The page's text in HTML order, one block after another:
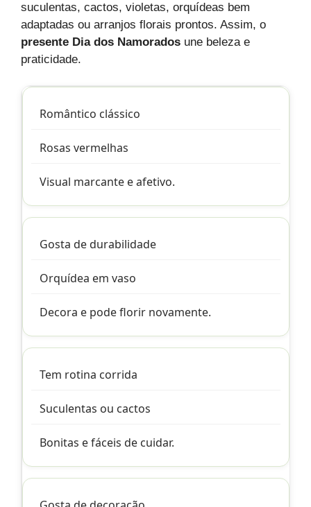
suculentas, cactos, violetas, orquídeas bem
adaptadas ou arranjos florais prontos. Assim, o
presente Dia dos Namorados une beleza e
praticidade.
Romântico clássico
Rosas vermelhas
Visual marcante e afetivo.
Gosta de durabilidade
Orquídea em vaso
Decora e pode florir novamente.
Tem rotina corrida
Suculentas ou cactos
Bonitas e fáceis de cuidar.